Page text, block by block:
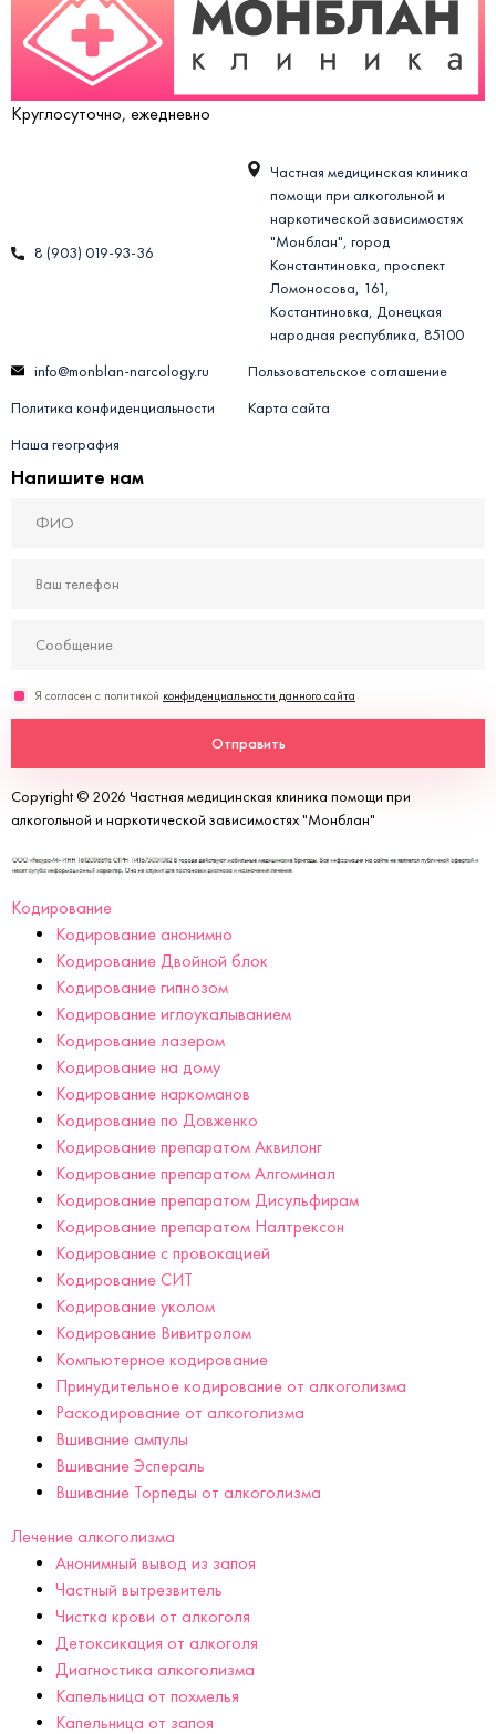
Круглосуточно, ежедневно
8 (903) 019-93-36
Частная медицинская клиника
помощи при алкогольной и
наркотической зависимостях
"Монблан", город
Константиновка, проспект
Ломоносова, 161,
Костантиновка, Донецкая
народная республика, 85100
info@monblan-narcology.ru
Пользовательское соглашение
Политика конфиденциальности
Карта сайта
Наша география
Напишите нам
Отправить
Я согласен с политикой конфиденциальности данного сайта
Copyright © 2026 Частная медицинская клиника помощи при
алкогольной и наркотической зависимостях "Монблан"
Кодирование
Кодирование анонимно
Кодирование Двойной блок
Кодирование гипнозом
Кодирование иглоукалыванием
Кодирование лазером
Кодирование на дому
Кодирование наркоманов
Кодирование по Довженко
Кодирование препаратом Аквилонг
Кодирование препаратом Алгоминал
Кодирование препаратом Дисульфирам
Кодирование препаратом Налтрексон
Кодирование с провокацией
Кодирование СИТ
Кодирование уколом
Кодирование Вивитролом
Компьютерное кодирование
Принудительное кодирование от алкоголизма
Раскодирование от алкоголизма
Вшивание ампулы
Вшивание Эспераль
Вшивание Торпеды от алкоголизма
Лечение алкоголизма
Анонимный вывод из запоя
Частный вытрезвитель
Чистка крови от алкоголя
Детоксикация от алкоголя
Диагностика алкоголизма
Капельница от похмелья
Капельница от запоя